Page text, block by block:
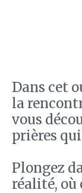
Dans cet
la
vous
prières
Plongez
réalité, où